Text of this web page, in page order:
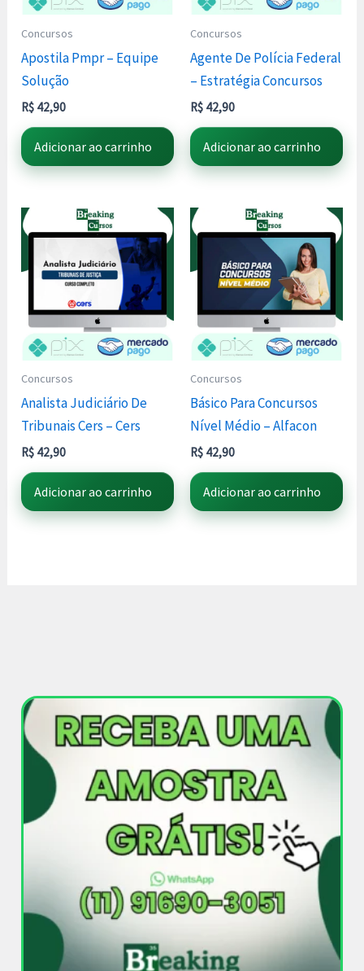
Concursos
Apostila Pmpr – Equipe
Solução
R$ 42,90
Adicionar ao carrinho
Concursos
Agente De Polícia Federal
– Estratégia Concursos
R$ 42,90
Adicionar ao carrinho
Concursos
Analista Judiciário De
Tribunais Cers – Cers
R$ 42,90
Adicionar ao carrinho
Concursos
Básico Para Concursos
Nível Médio – Alfacon
R$ 42,90
Adicionar ao carrinho